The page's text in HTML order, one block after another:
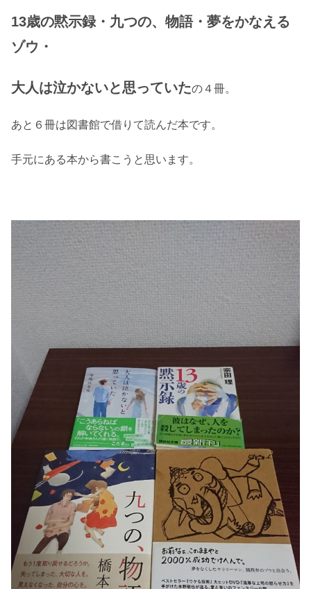
13歳の黙示録・九つの、物語・夢をかなえる
ゾウ・
大人は泣かないと思っていたの４冊。
あと６冊は図書館で借りて読んだ本です。
手元にある本から書こうと思います。